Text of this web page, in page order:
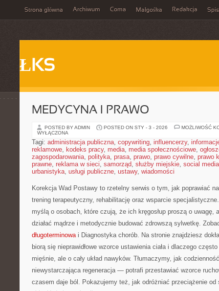
Strona główna Archiwum Coma Małgośka Redakcja
ŁKS
MEDYCYNA I PRAWO
POSTED BY ADMIN POSTED ON STY - 3 - 2026
MOŻLIWOŚĆ
WYŁĄCZONA
Tagi: administracja publiczna, copywriting, influencerzy,
reklamowe, kodeks pracy, media, media społecznościowe,
zagospodarowania, polityka, prasa, prawo, prawo cywilne, prawo
prawne, reklama w sieci, samorząd, służby miejskie, social media
urbanistyka, usługi publiczne, ustawy, wiadomości
Korekcja Wad Postawy to rzetelny serwis o tym, jak poprawiać
trening terapeutyczny, rehabilitację oraz wsparcie
myślą o osobach, które czują, że ich kręgosłup proszą o
działać mądrze i metodycznie budować zdrowszą sylwetkę.
długoterminowai Diagnostyka chorób. Na stronie znajdziesz
biorą się nieprawidłowe wzorce ustawienia ciała i dlaczego
mięśnie, ale o cały układ nawyków. Tłumaczymy, jak
niewystarczająca regeneracja — potrafi przestawiać wzorce
czasem daje ból. Pokazujemy też, jak odróżniać przeciążenie od